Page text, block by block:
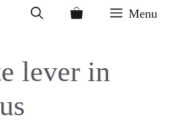
Menu
lever in